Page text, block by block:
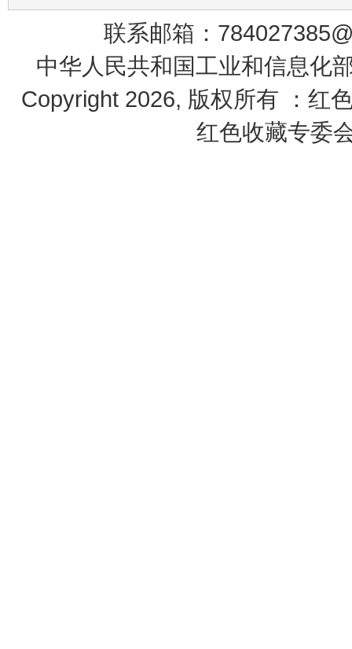
联系邮箱：
中华人民共和国工业和信息化
Copyright 2026, 版权所有 ：红
红色收藏专委